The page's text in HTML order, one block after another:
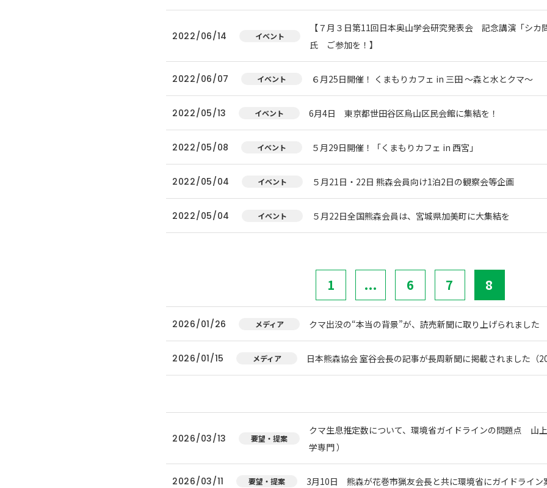
2022/06/14 イベント
【７月３日第11回日本奥山学会研究発表会 記念講演「シカ
氏 ご参加を！】
2022/06/07 イベント ６月25日開催！ くまもりカフェ in 三田 ～森と水とクマ～
2022/05/13 イベント 6月4日 東京都世田谷区烏山区民会館に集結を！
2022/05/08 イベント ５月29日開催！「くまもりカフェ in 西宮」
2022/05/04 イベント ５月21日・22日 熊森会員向け1泊2日の観察会等企画
2022/05/04 イベント ５月22日全国熊森会員は、宮城県加美町に大集結を
1 ... 6 7 8
2026/01/26 メディア クマ出没の“本当の背景”が、読売新聞に取り上げられました
2026/01/15 メディア 日本熊森協会 室谷会長の記事が長周新聞に掲載されました（
2026/03/13 要望・提案
クマ生息推定数について、環境省ガイドラインの問題点 山
学専門 ）
2026/03/11 要望・提案 3月10日 熊森が花巻市猟友会長と共に環境省にガイドライン